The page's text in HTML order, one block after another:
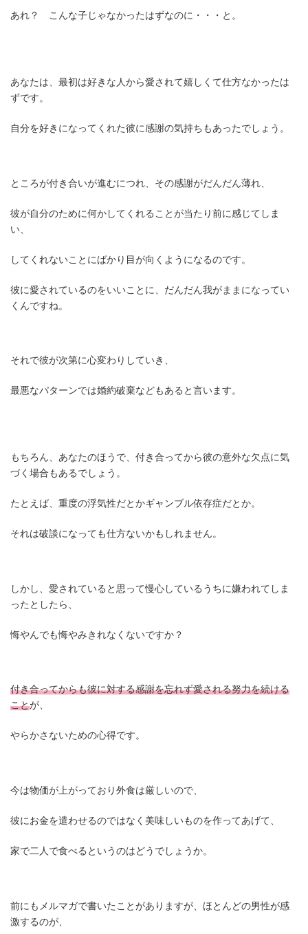
あれ？ こんな子じゃなかったはずなのに・・・と。
あなたは、最初は好きな人から愛されて嬉しくて仕方なかったは
ずです。
自分を好きになってくれた彼に感謝の気持ちもあったでしょう。
ところが付き合いが進むにつれ、その感謝がだんだん薄れ、
彼が自分のために何かしてくれることが当たり前に感じてしま
い、
してくれないことにばかり目が向くようになるのです。
彼に愛されているのをいいことに、だんだん我がままになってい
くんですね。
それで彼が次第に心変わりしていき、
最悪なパターンでは婚約破棄などもあると言います。
もちろん、あなたのほうで、付き合ってから彼の意外な欠点に気
づく場合もあるでしょう。
たとえば、重度の浮気性だとかギャンブル依存症だとか。
それは破談になっても仕方ないかもしれません。
しかし、愛されていると思って慢心しているうちに嫌われてしま
ったとしたら、
悔やんでも悔やみきれなくないですか？
付き合ってからも彼に対する感謝を忘れず愛される努力を続ける
ことが、
やらかさないための心得です。
今は物価が上がっており外食は厳しいので、
彼にお金を遣わせるのではなく美味しいものを作ってあげて、
家で二人で食べるというのはどうでしょうか。
前にもメルマガで書いたことがありますが、ほとんどの男性が感
激するのが、